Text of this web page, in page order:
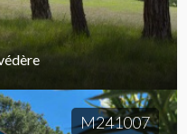
M241007